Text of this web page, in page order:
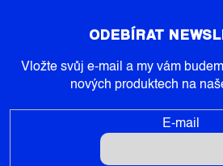
ODEBÍRAT
Vložte svůj e-mail a my vám
nových produktech na
E-mail